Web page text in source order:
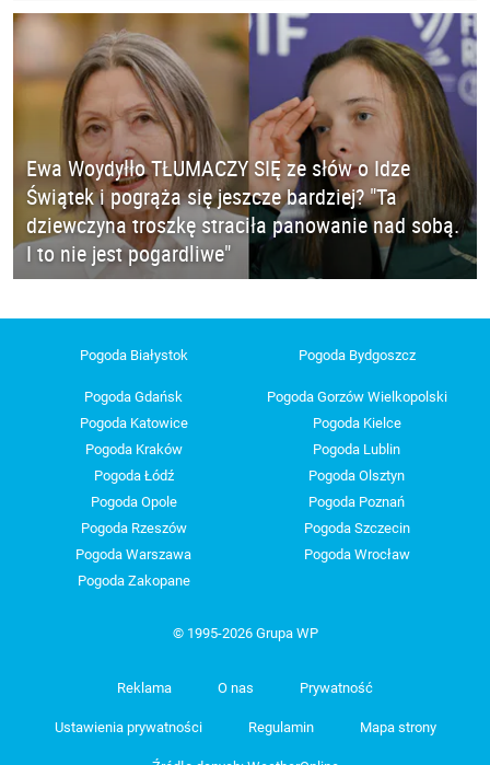
Ewa Woydyłło TŁUMACZY SIĘ ze słów o Idze
Świątek i pogrąża się jeszcze bardziej? "Ta
dziewczyna troszkę straciła panowanie nad sobą.
I to nie jest pogardliwe"
Pogoda Białystok Pogoda Bydgoszcz
Pogoda Gdańsk
Pogoda Gorzów Wielkopolski
Pogoda Katowice
Pogoda Kielce
Pogoda Kraków
Pogoda Lublin
Pogoda Łódź
Pogoda Olsztyn
Pogoda Opole
Pogoda Poznań
Pogoda Rzeszów
Pogoda Szczecin
Pogoda Warszawa
Pogoda Wrocław
Pogoda Zakopane
© 1995-2026 Grupa WP
Reklama O nas Prywatność
Ustawienia prywatności Regulamin Mapa strony